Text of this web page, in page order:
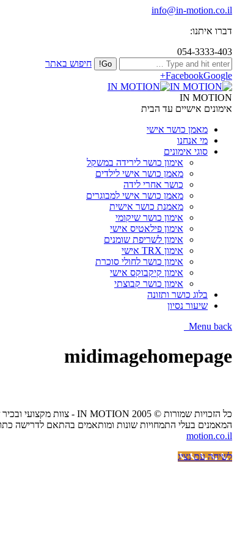
info@in-motion.co.il
דברו איתנו:
054-3333-403
חיפוש באתר
FacebookGoogle+
IN MOTION
אימונים אישיים עד הבית
מאמן כושר אישי
מי אנחנו
סוגי אימונים
אימון כושר לירידה במשקל
מאמן כושר אישי לילדים
כושר אחרי לידה
מאמן כושר אישי למבוגרים
מאמנת כושר אישית
אימון כושר שיקומי
אימון פילאטיס אישי
אימון לשריפת שומנים
אימון TRX אישי
אימון כושר לחולי סוכרת
אימון קיקבוקס אישי
אימון כושר קבוצתי
בלוג כושר ותזונה
שיעור נסיון
Menu back
midimagehomepage
כל הזכויות שמורות © IN MOTION 2005 - צוות מקצועי ובכיר של מאמני כושר אישיים הנותן שירות של אימון כושר אישי בביתך,בפארקים ציבוריים או בסטודיו בפריסה ארצית.
המאמנים בעלי התמחויות שונות ומותאמים בהתאם לדרישה כתובת: רח' הכרמל 20 בית אפריקה ישראל גני תקווה / הנשיא 57 קרית אונו - (כיכר דרכטן) / פתח
motion.co.il
לשיחה עם נציג